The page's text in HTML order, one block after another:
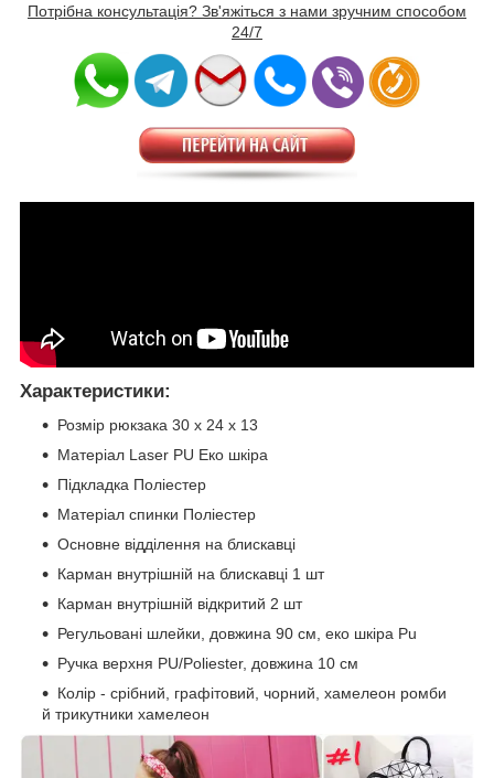
Потрібна консультація? Зв'яжіться з нами зручним способом
24/7
Характеристики:
Розмір рюкзака 30 х 24 х 13
Матеріал Laser PU Еко шкіра
Підкладка Поліестер
Матеріал спинки Поліестер
Основне відділення на блискавці
Карман внутрішній на блискавці 1 шт
Карман внутрішній відкритий 2 шт
Регульовані шлейки, довжина 90 см, еко шкіра Pu
Ручка верхня PU/Poliester, довжина 10 см
Колір - срібний, графітовий, чорний, хамелеон ромби
й трикутники хамелеон